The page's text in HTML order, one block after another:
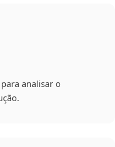
analisar o